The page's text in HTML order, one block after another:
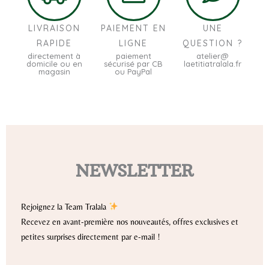
LIVRAISON
RAPIDE
directement à
domicile ou en
magasin
PAIEMENT EN
LIGNE
paiement
sécurisé par CB
ou PayPal
UNE
QUESTION ?
atelier@
laetitiatralala.fr
NEWSLETTER
Rejoignez la Team Tralala
Recevez en avant-première nos nouveautés, offres exclusives et
petites surprises directement par e-mail !